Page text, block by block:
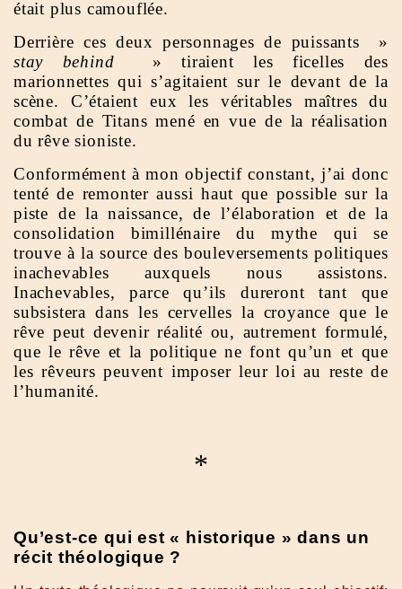
était plus camouflée.
Derrière ces deux personnages de puissants »
stay behind
» tiraient les ficelles des
marionnettes qui s’agitaient sur le devant de la
scène. C’étaient eux les véritables maîtres du
combat de Titans mené en vue de la réalisation
du rêve sioniste.
Conformément à mon objectif constant, j’ai donc
tenté de remonter aussi haut que possible sur la
piste de la naissance, de l’élaboration et de la
consolidation bimillénaire du mythe qui se
trouve à la source des bouleversements politiques
inachevables auxquels nous assistons.
Inachevables, parce qu’ils dureront tant que
subsistera dans les cervelles la croyance que le
rêve peut devenir réalité ou, autrement formulé,
que le rêve et la politique ne font qu’un et que
les rêveurs peuvent imposer leur loi au reste de
l’humanité.
*
Qu’est-ce qui est « historique » dans un
récit théologique ?